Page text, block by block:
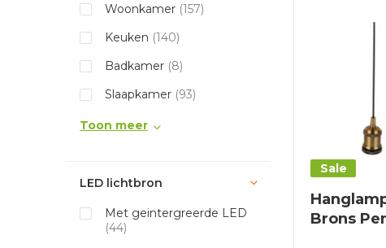
Sale
Brons
Woonkamer (157)
Keuken (140)
Badkamer (8)
Slaapkamer (93)
Toon meer
LED lichtbron
Met geintergreerde LED
(44)